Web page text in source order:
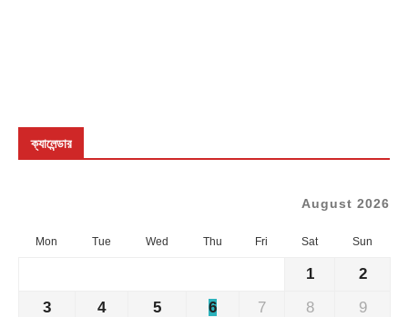
ক্যালেন্ডার
August 2026
Mon Tue Wed Thu Fri Sat Sun
1
2
3
4 5 6 7 8
9